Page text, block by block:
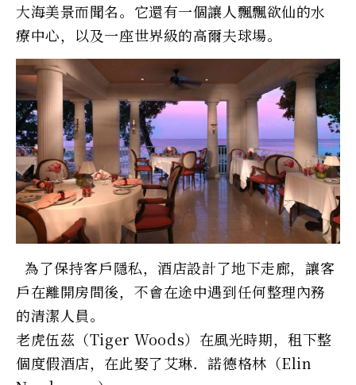
大海美景而聞名。它還有一個讓人飄飄欲仙的水
療中心，以及一座世界級的高爾夫球場。
為了保持客戶隱私，酒店設計了地下走廊，讓客
戶在離開房間後，不會在途中遇到任何整理內務
的清潔人員。
老虎伍茲（Tiger Woods）在風光時期，租下整
個度假酒店，在此娶了艾琳．諾德格林（Elin